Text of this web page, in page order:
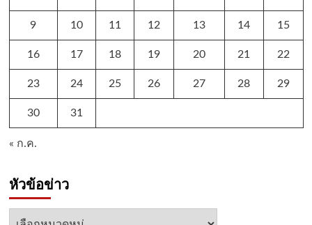
9 10 11 12 13 14 15
16 17 18 19 20 21 22
23 24 25 26 27 28 29
30 31
« ก.ค.
หัวข้อข่าว
หัวข้อ